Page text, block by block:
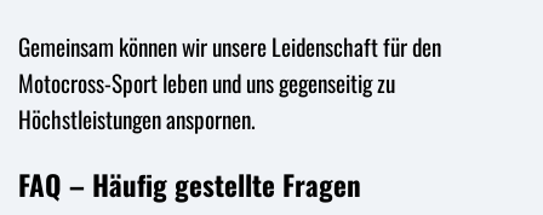
Gemeinsam können wir unsere Leidenschaft für den
Motocross-Sport leben und uns gegenseitig zu
Höchstleistungen anspornen.
FAQ – Häufig gestellte Fragen